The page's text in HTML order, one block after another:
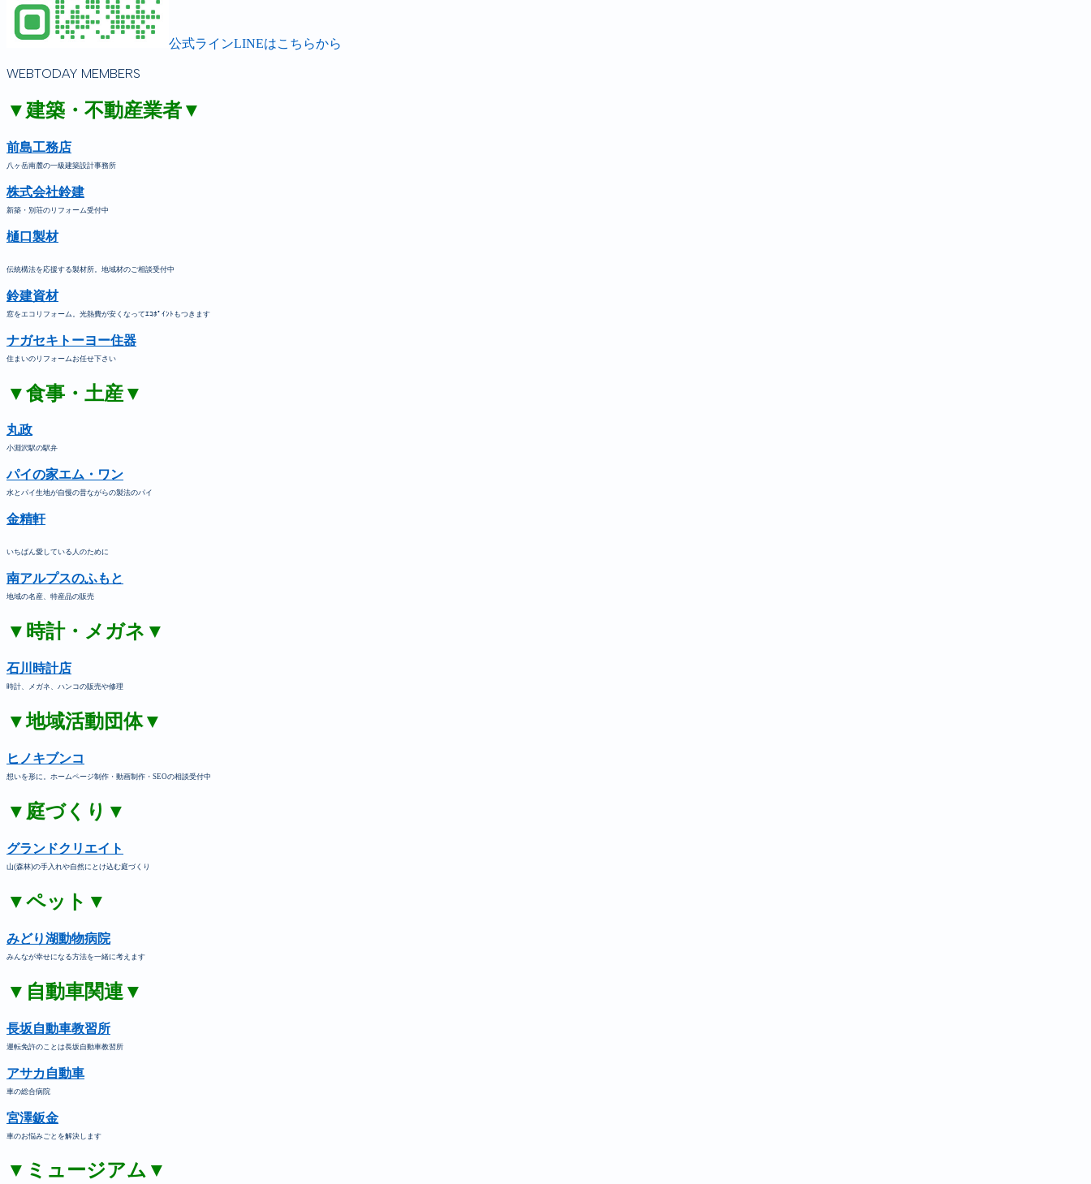
公式ラインLINEはこちらから
WEBTODAY MEMBERS
▼建築・不動産業者▼
前島工務店
八ヶ岳南麓の一級建築設計事務所
株式会社鈴建
新築・別荘のリフォーム受付中
樋口製材
伝統構法を応援する製材所。地域材のご相談受付中
鈴建資材
窓をエコリフォーム。光熱費が安くなってｴｺﾎﾟｲﾝﾄもつきます
ナガセキトーヨー住器
住まいのリフォームお任せ下さい
▼食事・土産▼
丸政
小淵沢駅の駅弁
パイの家エム・ワン
水とパイ生地が自慢の昔ながらの製法のパイ
金精軒
いちばん愛している人のために
南アルプスのふもと
地域の名産、特産品の販売
▼時計・メガネ▼
石川時計店
時計、メガネ、ハンコの販売や修理
▼地域活動団体▼
ヒノキブンコ
想いを形に。ホームページ制作・動画制作・SEOの相談受付中
▼庭づくり▼
グランドクリエイト
山(森林)の手入れや自然にとけ込む庭づくり
▼ペット▼
みどり湖動物病院
みんなが幸せになる方法を一緒に考えます
▼自動車関連▼
長坂自動車教習所
運転免許のことは長坂自動車教習所
アサカ自動車
車の総合病院
宮澤鈑金
車のお悩みごとを解決します
▼ミュージアム▼